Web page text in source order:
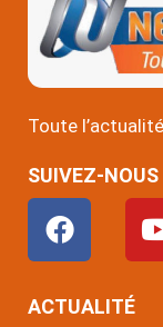
Toute
SUIVEZ-NOUS
F
a
c
e
ACTUALITÉ